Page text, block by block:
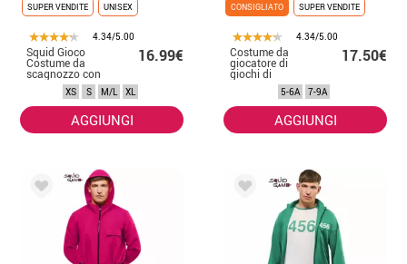
SUPER VENDITE
UNISEX
4.34/5.00
Squid Gioco
Costume da
scagnozzo con
maschera per gli
16.99€
XS S M/L XL
AGGIUNGI
CONSIGLIATO
SUPER VENDITE
4.34/5.00
Costume da
giocatore di
giochi di
calamari per
17.50€
5-6A 7-9A
AGGIUNGI